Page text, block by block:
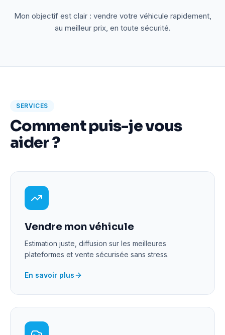
Mon objectif est clair : vendre votre véhicule rapidement,
au meilleur prix, en toute sécurité.
SERVICES
Comment puis-je vous
aider ?
Vendre mon véhicule
Estimation juste, diffusion sur les meilleures
plateformes et vente sécurisée sans stress.
En savoir plus